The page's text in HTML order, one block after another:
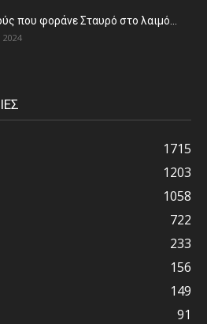
που φοράνε Σταυρό στο λαιμό…
2024
1715
1203
1058
722
233
156
149
91